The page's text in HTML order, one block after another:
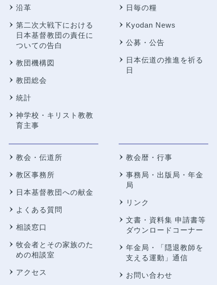
沿革
第二次大戦下における
日本基督教団の責任に
ついての告白
教団機構図
教団総会
統計
神学校・キリスト教教
育主事
日毎の糧
Kyodan News
公募・公告
日本伝道の推進を祈る
日
教会・伝道所
教区事務所
日本基督教団への献金
よくある質問
相談窓口
牧会者とその家族のた
めの相談室
アクセス
教会暦・行事
事務局・出版局・年金
局
リンク
文書・資料集 申請書等
ダウンロードコーナー
年金局・
「隠退教師を
支える運動」通信
お問い合わせ